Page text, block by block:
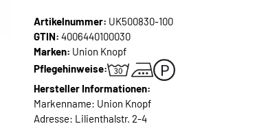
Artikelnummer: UK500830-100
GTIN: 4006440100030
Marken: Union Knopf
Pflegehinweise:
Hersteller Informationen:
Markenname: Union Knopf
Adresse: Lilienthalstr. 2-4